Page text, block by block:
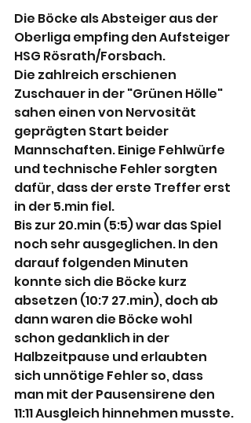
Die Böcke als Absteiger aus der
Oberliga empfing den Aufsteiger
HSG Rösrath/Forsbach.
Die zahlreich erschienen
Zuschauer in der "Grünen Hölle"
sahen einen von Nervosität
geprägten Start beider
Mannschaften. Einige Fehlwürfe
und technische Fehler sorgten
dafür, dass der erste Treffer erst
in der 5.min fiel.
Bis zur 20.min (5:5) war das Spiel
noch sehr ausgeglichen. In den
darauf folgenden Minuten
konnte sich die Böcke kurz
absetzen (10:7 27.min), doch ab
dann waren die Böcke wohl
schon gedanklich in der
Halbzeitpause und erlaubten
sich unnötige Fehler so, dass
man mit der Pausensirene den
11:11 Ausgleich hinnehmen musste.